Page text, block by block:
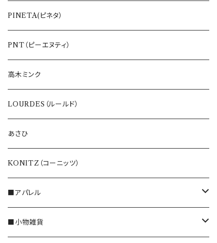
Tシャツ
vivapresto
ETERNO BELLEZZA
PINETA(ピネタ）
PNT（ピーエヌティ）
高木ミンク
LOURDES（ルールド）
あさひ
KONITZ（コーニッツ）
■アパレル
トップス
■小物雑貨